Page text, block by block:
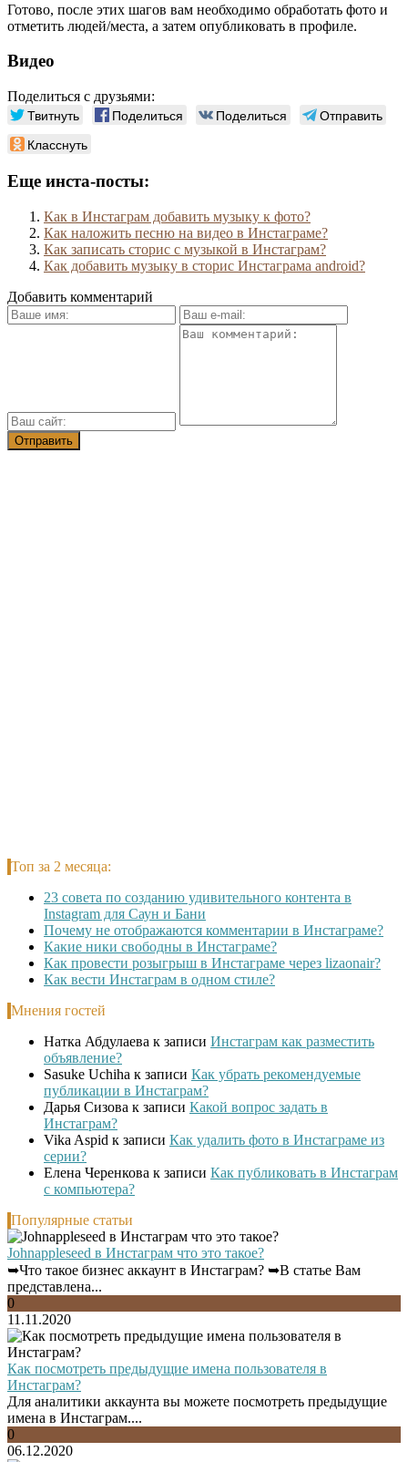
Готово, после этих шагов вам необходимо обработать фото и
отметить людей/места, а затем опубликовать в профиле.
Видео
Поделиться с друзьями:
Твитнуть Поделиться Поделиться
Отправить
Класснуть
Еще инста-посты:
Как в Инстаграм добавить музыку к фото?
Как наложить песню на видео в Инстаграме?
Как записать сторис с музыкой в Инстаграм?
Как добавить музыку в сторис Инстаграма android?
Добавить комментарий
Топ за 2 месяца:
23 совета по созданию удивительного контента в
Instagram для Саун и Бани
Почему не отображаются комментарии в Инстаграме?
Какие ники свободны в Инстаграме?
Как провести розыгрыш в Инстаграме через lizaonair?
Как вести Инстаграм в одном стиле?
Мнения гостей
Натка Абдулаева к записи Инстаграм как разместить
объявление?
Sasuke Uchiha к записи Как убрать рекомендуемые
публикации в Инстаграм?
Дарья Сизова к записи Какой вопрос задать в
Инстаграм?
Vika Aspid к записи Как удалить фото в Инстаграме из
серии?
Елена Черенкова к записи Как публиковать в Инстаграм
с компьютера?
Популярные статьи
Johnappleseed в Инстаграм что это такое?
➥Что такое бизнес аккаунт в Инстаграм? ➥В статье Вам
представлена...
0
11.11.2020
Как посмотреть предыдущие имена пользователя в
Инстаграм?
Для аналитики аккаунта вы можете посмотреть предыдущие
имена в Инстаграм....
0
06.12.2020